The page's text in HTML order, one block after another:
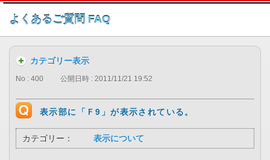
このページの本文へ
よくあるご質問 FAQ
カテゴリー表示
No : 400 公開日時 : 2011/11/21 19:52
表示部に「Ｆ9」が表示されている。
カテゴリー： 表示について